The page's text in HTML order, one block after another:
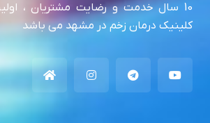
10 سال خدمت و رضایت مشتریان ،
کلینیک درمان زخم در مشهد می باشد